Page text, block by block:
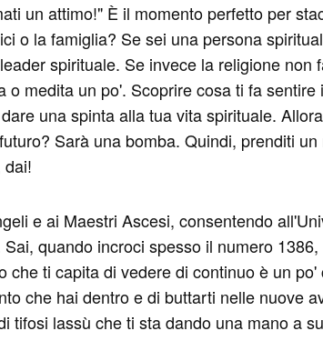
un attimo!" È il momento perfetto per
o la famiglia? Se sei una persona
spirituale. Se invece la religione non
medita un po'. Scoprire cosa ti fa
una spinta alla tua vita spirituale.
Sarà una bomba. Quindi, prenditi
dai!
e ai Maestri Ascesi, consentendo
quando incroci spesso il numero
ti capita di vedere di continuo è un
che hai dentro e di buttarti nelle nuove
tifosi lassù che ti sta dando una mano a